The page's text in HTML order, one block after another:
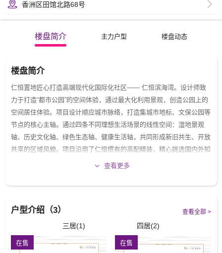
香洲区田馆北路68号
楼盘简介 主力户型 楼盘动态
楼盘简介
仁恒置地匠心打造高端现代化国际化社区—— 仁恒滨海湾。设计师致
力于打造“都市公园”的空间体验，通过最大化利用景观，创造公园上的
空间居住体验。项目设计顺应城市脉络，打造集城市地标、文保公园等
节点的核心主轴。通过四条不同理想生活场景的线性空间：湿地景观
轴、历史文化轴、绿色生态轴、健康生活轴，共同形成新旧共生、开放
共享的区域风貌。项目沿用了仁恒惯有的高配精装，精心挑选国内外知
名品牌，在先进尖端的科技基础上，以人性化的设计打造以人为本的暖
教育配套
项目门口规划配套幼儿园、小学，足不
周边有金鼎幼儿园、梧桐树幼儿园、景
阳小学、北京师范大学珠海实验中学
生活配套
项目自带高端商业综合体，打造国际化
SHOPPING MALL，周边还有高新宝龙
查看更多
户型介绍（3） 查看全部 >
三居(1) 四居(2)
在售 在售